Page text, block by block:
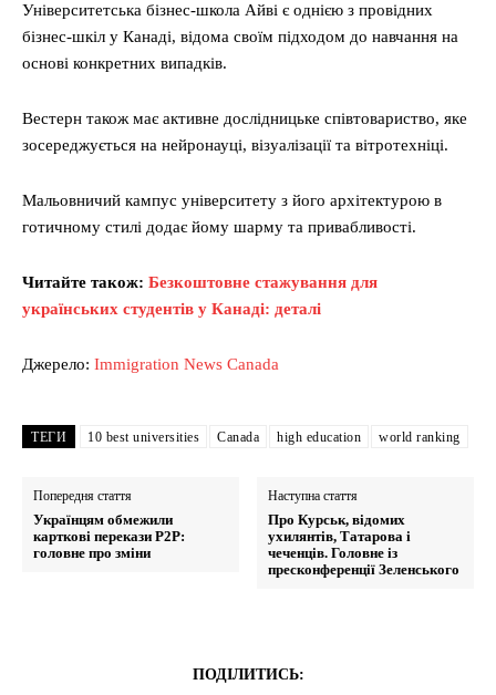
Університетська бізнес-школа Айві є однією з провідних
бізнес-шкіл у Канаді, відома своїм підходом до навчання на
основі конкретних випадків.
Вестерн також має активне дослідницьке співтовариство, яке
зосереджується на нейронауці, візуалізації та вітротехніці.
Мальовничий кампус університету з його архітектурою в
готичному стилі додає йому шарму та привабливості.
Читайте також: Безкоштовне стажування для
українських студентів у Канаді: деталі
Джерело: Immigration News Canada
ТЕГИ 10 best universities Canada high education world ranking
Попередня стаття
Українцям обмежили
карткові перекази Р2Р:
головне про зміни
Наступна стаття
Про Курськ, відомих
ухилянтів, Татарова і
чеченців. Головне із
пресконференції Зеленського
ПОДІЛИТИСЬ: